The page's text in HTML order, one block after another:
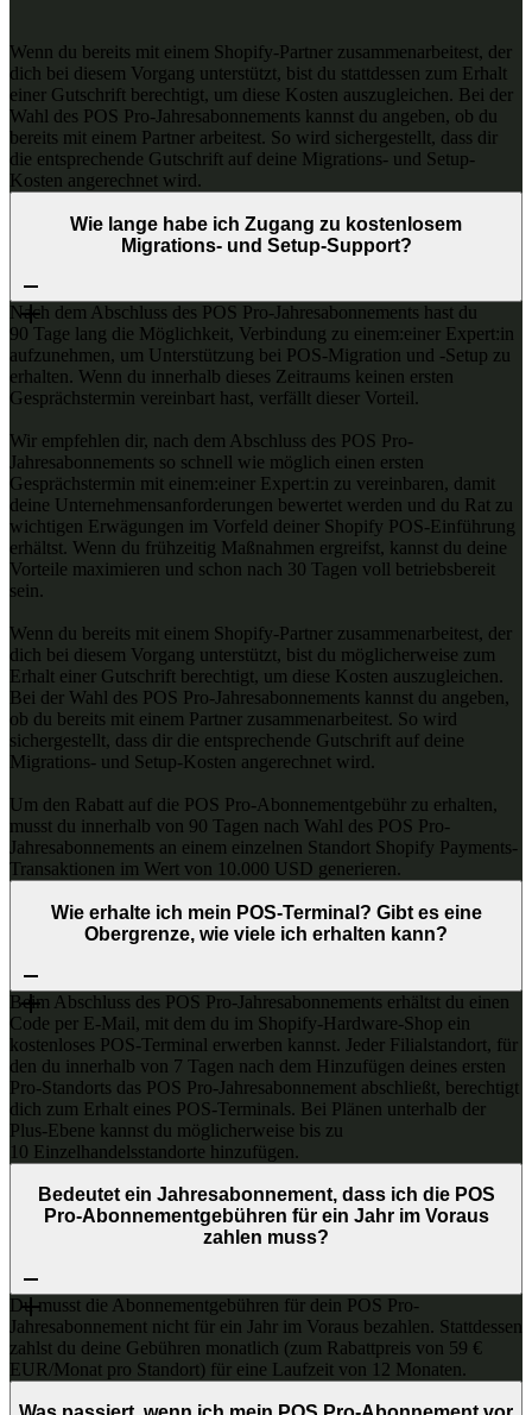
Wenn du bereits mit einem Shopify-Partner zusammenarbeitest, der
dich bei diesem Vorgang unterstützt, bist du stattdessen zum Erhalt
einer Gutschrift berechtigt, um diese Kosten auszugleichen. Bei der
Wahl des POS Pro-Jahresabonnements kannst du angeben, ob du
bereits mit einem Partner arbeitest. So wird sichergestellt, dass dir
die entsprechende Gutschrift auf deine Migrations- und Setup-
Kosten angerechnet wird.
Wie lange habe ich Zugang zu kostenlosem
Migrations- und Setup-Support?
Nach dem Abschluss des POS Pro-Jahresabonnements hast du
90 Tage lang die Möglichkeit, Verbindung zu einem:einer Expert:in
aufzunehmen, um Unterstützung bei POS-Migration und -Setup zu
erhalten. Wenn du innerhalb dieses Zeitraums keinen ersten
Gesprächstermin vereinbart hast, verfällt dieser Vorteil.
Wir empfehlen dir, nach dem Abschluss des POS Pro-
Jahresabonnements so schnell wie möglich einen ersten
Gesprächstermin mit einem:einer Expert:in zu vereinbaren, damit
deine Unternehmensanforderungen bewertet werden und du Rat zu
wichtigen Erwägungen im Vorfeld deiner Shopify POS-Einführung
erhältst. Wenn du frühzeitig Maßnahmen ergreifst, kannst du deine
Vorteile maximieren und schon nach 30 Tagen voll betriebsbereit
sein.
Wenn du bereits mit einem Shopify-Partner zusammenarbeitest, der
dich bei diesem Vorgang unterstützt, bist du möglicherweise zum
Erhalt einer Gutschrift berechtigt, um diese Kosten auszugleichen.
Bei der Wahl des POS Pro-Jahresabonnements kannst du angeben,
ob du bereits mit einem Partner zusammenarbeitest. So wird
sichergestellt, dass dir die entsprechende Gutschrift auf deine
Migrations- und Setup-Kosten angerechnet wird.
Um den Rabatt auf die POS Pro-Abonnementgebühr zu erhalten,
musst du innerhalb von 90 Tagen nach Wahl des POS Pro-
Jahresabonnements an einem einzelnen Standort Shopify Payments-
Transaktionen im Wert von 10.000 USD generieren.
Wie erhalte ich mein POS-Terminal? Gibt es eine
Obergrenze, wie viele ich erhalten kann?
Beim Abschluss des POS Pro-Jahresabonnements erhältst du einen
Code per E-Mail, mit dem du im Shopify-Hardware-Shop ein
kostenloses POS-Terminal erwerben kannst. Jeder Filialstandort, für
den du innerhalb von 7 Tagen nach dem Hinzufügen deines ersten
Pro-Standorts das POS Pro-Jahresabonnement abschließt, berechtigt
dich zum Erhalt eines POS-Terminals. Bei Plänen unterhalb der
Plus-Ebene kannst du möglicherweise bis zu
10 Einzelhandelsstandorte hinzufügen.
Bedeutet ein Jahresabonnement, dass ich die POS
Pro-Abonnementgebühren für ein Jahr im Voraus
zahlen muss?
Du musst die Abonnementgebühren für dein POS Pro-
Jahresabonnement nicht für ein Jahr im Voraus bezahlen. Stattdessen
zahlst du deine Gebühren monatlich (zum Rabattpreis von 59 €
EUR/Monat pro Standort) für eine Laufzeit von 12 Monaten.